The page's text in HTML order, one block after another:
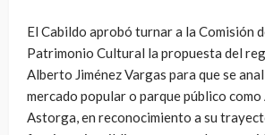
El Cabildo aprobó turnar a la Comisión
Patrimonio Cultural la propuesta del
Alberto Jiménez Vargas para que se
mercado popular o parque público
Astorga, en reconocimiento a su